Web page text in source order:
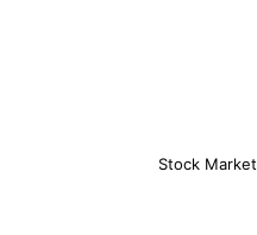
Stock Market